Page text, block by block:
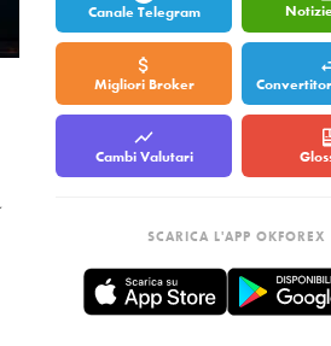
Canale Telegram
Migliori Broker
Cambi Valutari
SCARICA L'APP OKFOREX